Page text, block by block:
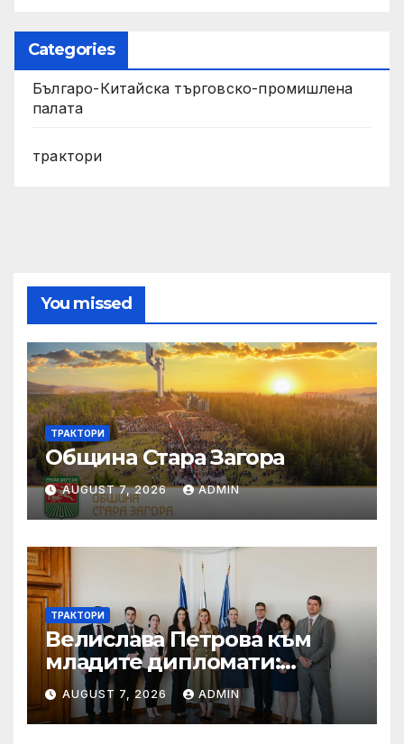
Categories
Българо-Китайска търговско-промишлена
палата
трактори
You missed
ТРАКТОРИ
Община Стара Загора
AUGUST 7, 2026 ADMIN
ТРАКТОРИ
Велислава Петрова към
младите дипломати:
Бъдете смели, уверени и
винаги отстоявайте
интересите на България
AUGUST 7, 2026 ADMIN